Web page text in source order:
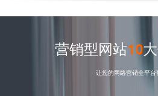
营销型网站10
让您的网络营销全平台